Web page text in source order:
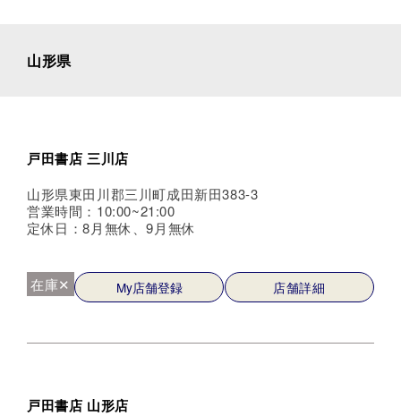
山形県
戸田書店 三川店
山形県東田川郡三川町成田新田383-3
営業時間：10:00~21:00
定休日：8月無休、9月無休
在庫✕ My店舗登録 店舗詳細
戸田書店 山形店